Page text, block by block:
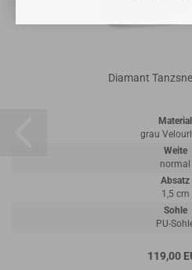
Diamant
Material
grau
Weite
normal
Absatz
1,5 cm
Sohle
PU-
119,00